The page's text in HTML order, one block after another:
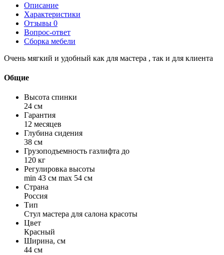
Описание
Характеристики
Отзывы 0
Вопрос-ответ
Сборка мебели
Очень мягкий и удобный как для мастера , так и для клиента
Общие
Высота спинки
24 см
Гарантия
12 месяцев
Глубина сидения
38 см
Грузоподъемность газлифта до
120 кг
Регулировка высоты
min 43 см max 54 см
Страна
Россия
Тип
Стул мастера для салона красоты
Цвет
Красный
Ширина, см
44 см